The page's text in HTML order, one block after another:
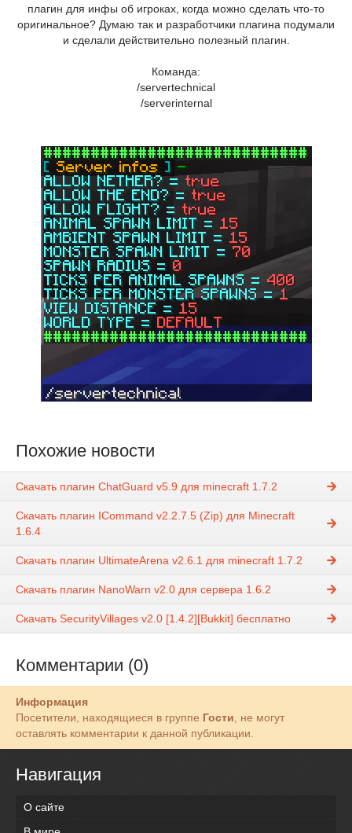
плагин для инфы об игроках, когда можно сделать что-то
оригинальное? Думаю так и разработчики плагина подумали
и сделали действительно полезный плагин.
Команда:
/servertechnical
/serverinternal
Похожие новости
Скачать плагин ChatGuard v5.9 для minecraft 1.7.2
Скачать плагин ICommand v2.2.7.5 (Zip) для Minecraft
1.6.4
Скачать плагин UltimateArena v2.6.1 для minecraft 1.7.2
Скачать плагин NanoWarn v2.0 для сервера 1.6.2
Скачать SecurityVillages v2.0 [1.4.2][Bukkit] бесплатно
Комментарии (0)
Информация
Посетители, находящиеся в группе Гости, не могут
оставлять комментарии к данной публикации.
Навигация
О сайте